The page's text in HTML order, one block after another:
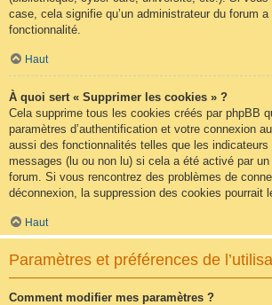
case, cela signifie qu’un administrateur du forum
fonctionnalité.
Haut
À quoi sert « Supprimer les cookies » ?
Cela supprime tous les cookies créés par phpBB
paramètres d’authentification et votre connexion
aussi des fonctionnalités telles que les indicateurs
messages (lu ou non lu) si cela a été activé par
forum. Si vous rencontrez des problèmes de
déconnexion, la suppression des cookies pourrait
Haut
Paramètres et préférences de
Comment modifier mes paramètres ?